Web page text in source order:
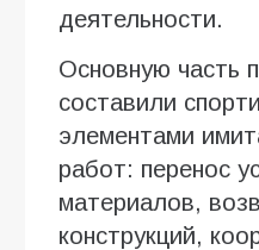
деятельности.
Основную часть
составили
элементами
работ: перенос
материалов,
конструкций,